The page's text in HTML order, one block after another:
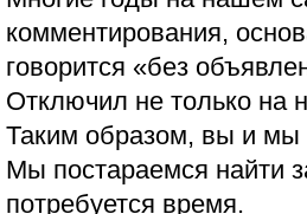
комментирования,
говорится «без
Отключил не только на
Таким образом, вы и мы
Мы постараемся найти
потребуется время.